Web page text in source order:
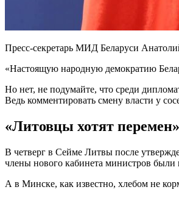
Пресс-секретарь МИД Беларуси
«Настоящую народную демократию
Но нет, не подумайте, что среди
Ведь комментировать смену власти у
«Литовцы хотят перемен»
В четверг в Сейме Литвы после
члены нового кабинета министров были
А в Минске, как известно, хлебом не